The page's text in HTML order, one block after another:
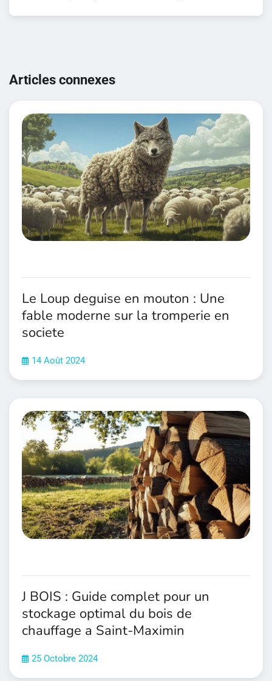
de
Articles connexes
Le Loup deguise en mouton : Une
fable moderne sur la tromperie en
societe
14 Août 2024
J BOIS : Guide complet pour un
stockage optimal du bois de
chauffage a Saint-Maximin
25 Octobre 2024